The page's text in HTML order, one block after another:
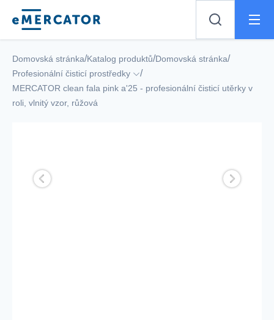
Mercator
Domovská stránka/Katalog produktů/Domovská stránka/
Profesionální čisticí prostředky /
MERCATOR clean fala pink a'25 - profesionální čisticí utěrky v
roli, vlnitý vzor, růžová